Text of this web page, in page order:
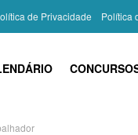
de Privacidade Política